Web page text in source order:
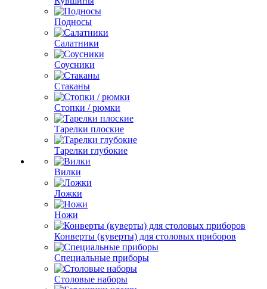
Подносы
Салатники
Соусники
Стаканы
Стопки / рюмки
Тарелки плоские
Тарелки глубокие
Вилки
Ложки
Ножи
Конверты (куверты) для столовых приборов
Специальные приборы
Столовые наборы